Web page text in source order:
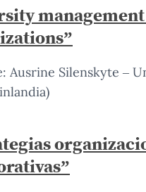
Ausrine Silenskyte –